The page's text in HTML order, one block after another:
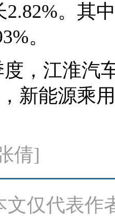
。其
。
，江淮汽
新能源乘
倩]
文仅代表作